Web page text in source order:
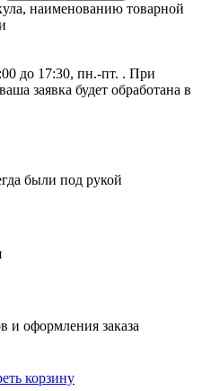
наименованию товарной
до 17:30, пн.-пт. . При
заявка будет обработана в
были под рукой
и оформления заказа
корзину